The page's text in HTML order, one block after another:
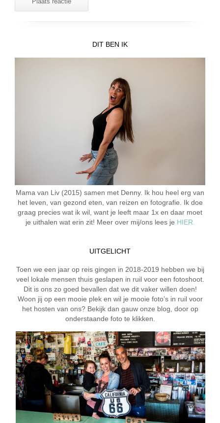
DIT BEN IK
Mama van Liv (2015) samen met Denny. Ik hou heel erg van
het leven, van gezond eten, van reizen en fotografie. Ik doe
graag precies wat ik wil, want je leeft maar 1x en daar moet
je uithalen wat erin zit! Meer over mij/ons lees je HIER.
UITGELICHT
Toen we een jaar op reis gingen in 2018-2019 hebben we bij
veel lokale mensen thuis geslapen in ruil voor een fotoshoot.
Dit is ons zo goed bevallen dat we dit vaker willen doen!
Woon jij op een mooie plek en wil je mooie foto’s in ruil voor
het hosten van ons? Bekijk dan gauw onze blog, door op
onderstaande foto te klikken.